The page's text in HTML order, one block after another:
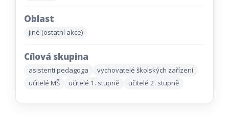
Oblast
jiné (ostatní akce)
Cílová skupina
asistenti pedagoga
vychovatelé školských zařízení
učitelé MŠ
učitelé 1. stupně učitelé 2. stupně